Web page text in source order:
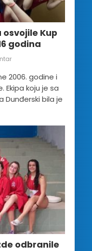
Kup
godina
2006. godine i
Ekipa koju je sa
Dunđerski bila je
odbranile